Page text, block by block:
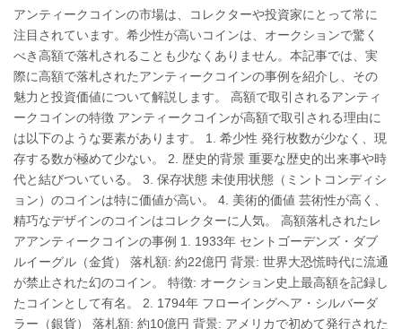
アンティークコインの市場は、コレクターや投資家にとって常に
注目されています。希少性が高いコインは、オークションで驚く
べき高額で落札されることも少なくありません。本記事では、実
際に高額で落札されたアンティークコインの事例を紹介し、その
魅力と投資価値について解説します。 高額で取引されるアンティ
ークコインの特徴 アンティークコインが高額で取引される理由に
は以下のような要素があります。 1. 希少性 発行枚数が少なく、現
存する数が極めて少ない。 2. 歴史的背景 重要な歴史的出来事や時
代と結びついている。 3. 保存状態 未使用状態（ミントコンディシ
ョン）のコインは特に価値が高い。 4. 美術的価値 芸術性が高く、
精巧なデザインのコインはコレクターに人気。 高額落札されたレ
アアンティークコインの事例 1. 1933年 セントゴーデンズ・ダブ
ルイーグル（金貨） 落札額: 約22億円 背景: 世界大恐慌時代に流通
が禁止された幻のコイン。 特徴: オークション史上最高額を記録し
たコインとして有名。 2. 1794年 フローイングヘア・シルバーダ
ラー（銀貨） 落札額: 約10億円 背景: アメリカで初めて発行された